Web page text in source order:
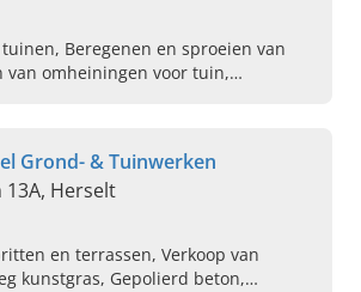
Beregenen en sproeien van
van omheiningen voor tuin,
Grond- & Tuinwerken
Herselt
en terrassen, Verkoop van
kunstgras, Gepolierd beton,